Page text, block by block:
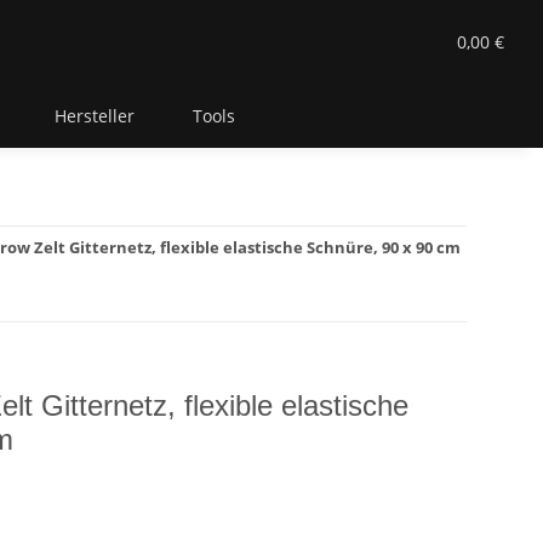
0,00 €
Hersteller Tools
Zelt Gitternetz, flexible elastische Schnüre, 90 x 90 cm
Gitternetz, flexible elastische